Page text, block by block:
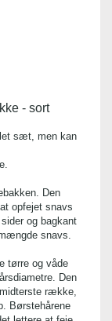
- sort
sæt, men kan
Den
opfejet snavs
og bagkant
snavs.
tørre og våde
Den
række,
Børstehårene